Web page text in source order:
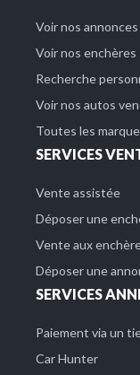
Voir nos annonces
Voir nos enchères
Recherche
Voir nos autos
Toutes les
SERVICES
Vente assistée
Déposer une
Vente aux
Déposer une
SERVICES
Paiement via un
Car Hunter